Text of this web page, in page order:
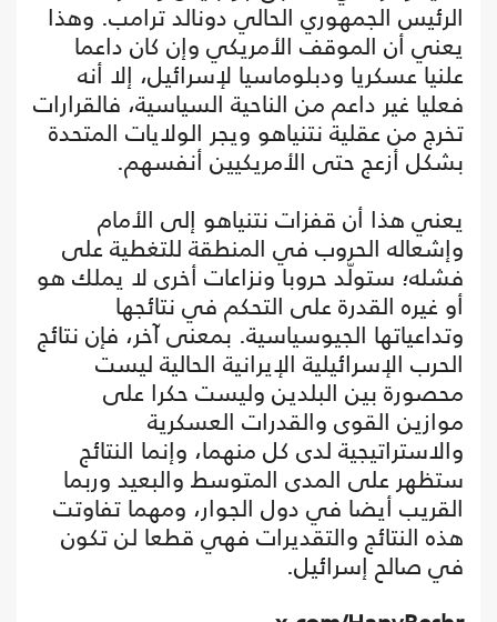
الرئيس الجمهوري الحالي دونالد ترامب. وهذا
يعني أن الموقف الأمريكي وإن كان داعما
علنيا عسكريا ودبلوماسيا لإسرائيل، إلا أنه
فعليا غير داعم من الناحية السياسية، فالقرارات
تخرج من عقلية نتنياهو ويجر الولايات المتحدة
بشكل أزعج حتى الأمريكيين أنفسهم.
يعني هذا أن قفزات نتنياهو إلى الأمام
وإشعاله الحروب في المنطقة للتغطية على
فشله؛ ستولّد حروبا ونزاعات أخرى لا يملك هو
أو غيره القدرة على التحكم في نتائجها
وتداعياتها الجيوسياسية. بمعنى آخر، فإن نتائج
الحرب الإسرائيلية الإيرانية الحالية ليست
محصورة بين البلدين وليست حكرا على
موازين القوى والقدرات العسكرية
والاستراتيجية لدى كل منهما، وإنما النتائج
ستظهر على المدى المتوسط والبعيد وربما
القريب أيضا في دول الجوار، ومهما تفاوتت
هذه النتائج والتقديرات فهي قطعا لن تكون
في صالح إسرائيل.